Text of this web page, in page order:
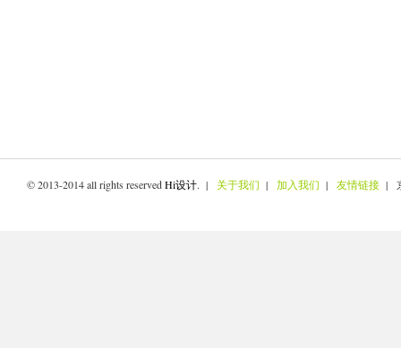
© 2013-2014 all rights reservedHi设计. | 关于我们 | 加入我们 | 友情链接 |